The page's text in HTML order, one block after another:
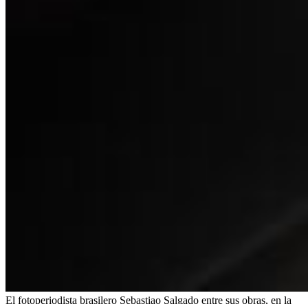
El fotoperiodista brasilero Sebastiao Salgado entre sus obras, en la